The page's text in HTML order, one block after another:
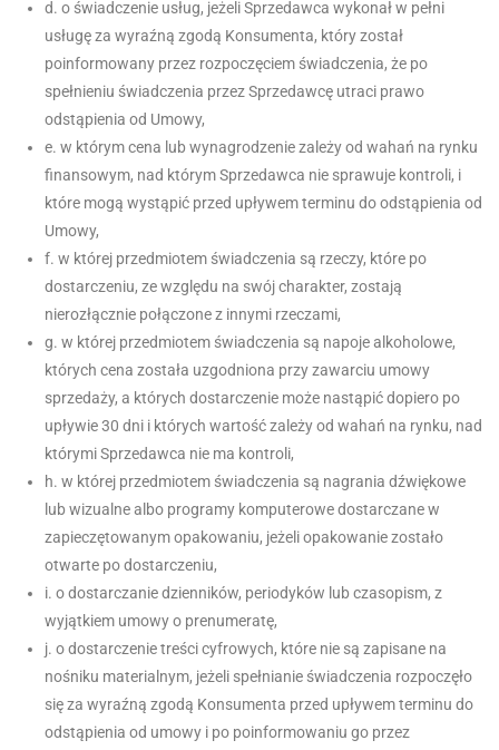
d. o świadczenie usług, jeżeli Sprzedawca wykonał w pełni
usługę za wyraźną zgodą Konsumenta, który został
poinformowany przez rozpoczęciem świadczenia, że po
spełnieniu świadczenia przez Sprzedawcę utraci prawo
odstąpienia od Umowy,
e. w którym cena lub wynagrodzenie zależy od wahań na rynku
finansowym, nad którym Sprzedawca nie sprawuje kontroli, i
które mogą wystąpić przed upływem terminu do odstąpienia od
Umowy,
f. w której przedmiotem świadczenia są rzeczy, które po
dostarczeniu, ze względu na swój charakter, zostają
nierozłącznie połączone z innymi rzeczami,
g. w której przedmiotem świadczenia są napoje alkoholowe,
których cena została uzgodniona przy zawarciu umowy
sprzedaży, a których dostarczenie może nastąpić dopiero po
upływie 30 dni i których wartość zależy od wahań na rynku, nad
którymi Sprzedawca nie ma kontroli,
h. w której przedmiotem świadczenia są nagrania dźwiękowe
lub wizualne albo programy komputerowe dostarczane w
zapieczętowanym opakowaniu, jeżeli opakowanie zostało
otwarte po dostarczeniu,
i. o dostarczanie dzienników, periodyków lub czasopism, z
wyjątkiem umowy o prenumeratę,
j. o dostarczenie treści cyfrowych, które nie są zapisane na
nośniku materialnym, jeżeli spełnianie świadczenia rozpoczęło
się za wyraźną zgodą Konsumenta przed upływem terminu do
odstąpienia od umowy i po poinformowaniu go przez